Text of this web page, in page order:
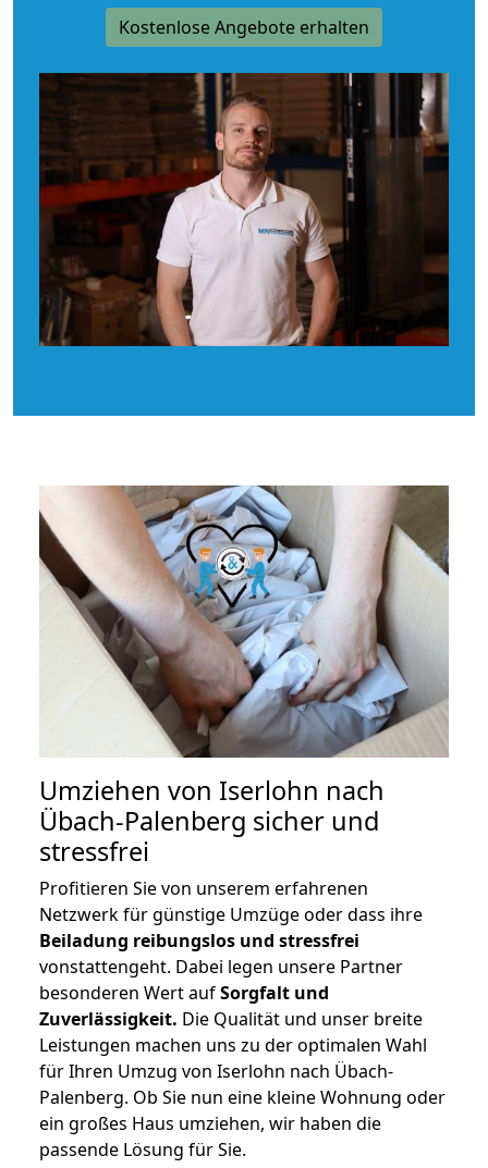
Kostenlose Angebote erhalten
Umziehen von Iserlohn nach
Übach-Palenberg sicher und
stressfrei
Profitieren Sie von unserem erfahrenen
Netzwerk für günstige Umzüge oder dass ihre
Beiladung reibungslos und stressfrei
vonstattengeht. Dabei legen unsere Partner
besonderen Wert aufSorgfalt und
Zuverlässigkeit. Die Qualität und unser breite
Leistungen machen uns zu der optimalen Wahl
für Ihren Umzug von Iserlohn nach Übach-
Palenberg. Ob Sie nun eine kleine Wohnung oder
ein großes Haus umziehen, wir haben die
passende Lösung für Sie.